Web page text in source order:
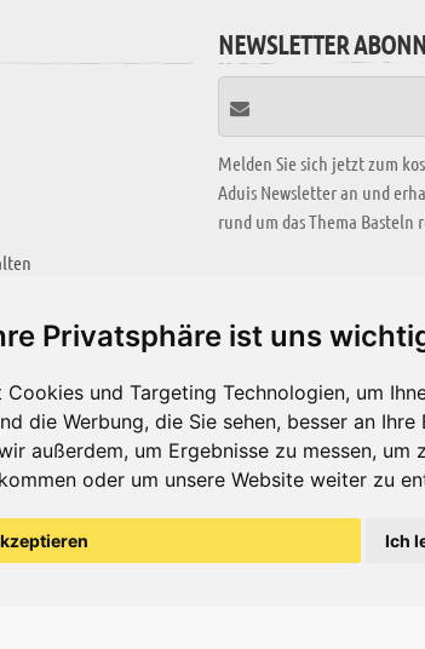
Privatsphäre ist uns
und Targeting Technologien, um
die Werbung, die Sie sehen, besser an Ihre
außerdem, um Ergebnisse zu messen, um
oder um unsere Website weiter zu
Ich
NEWSLETTER
Melden Sie sich jetzt zum
Aduis Newsletter an und
rund um das Thema Basteln
KREATIV ZONE
Alle Videos
Bastelideen
Arbeitsblätter